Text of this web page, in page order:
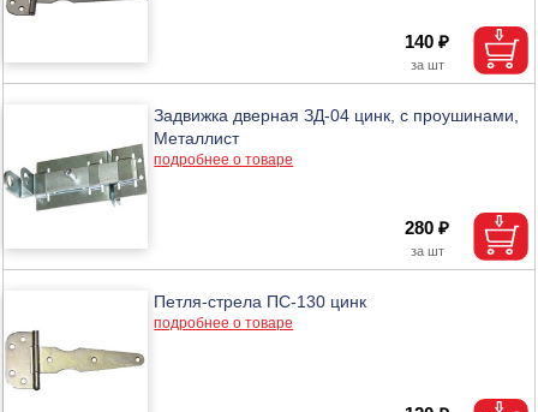
140 ₽
Задвижка дверная ЗД-04 цинк, с проушинами,
Металлист
подробнее о товаре
280 ₽
Петля-стрела ПС-130 цинк
подробнее о товаре